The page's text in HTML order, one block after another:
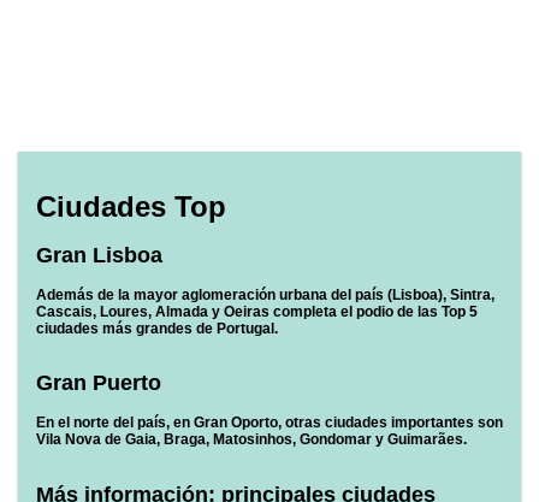
Ciudades Top
Gran Lisboa
Además de la mayor aglomeración urbana del país (Lisboa), Sintra,
Cascais, Loures, Almada y Oeiras completa el podio de las Top 5
ciudades más grandes de Portugal.
Gran Puerto
En el norte del país, en Gran Oporto, otras ciudades importantes son
Vila Nova de Gaia, Braga, Matosinhos, Gondomar y Guimarães.
Más información: principales ciudades